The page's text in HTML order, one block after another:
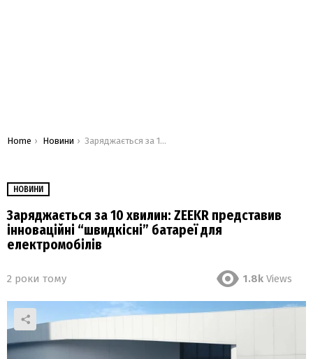
You are here:
Home Новини Заряджається за 10 хвилин: ZEEKR представив інноваційні “швидкісні” батареї для електромобілів
НОВИНИ
Заряджається за 10 хвилин: ZEEKR представив
інноваційні “швидкісні” батареї для
електромобілів
2 роки тому 1.8k Views